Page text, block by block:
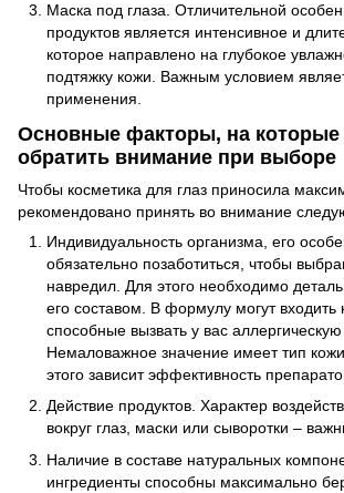
Маска под глаза. Отличительной
продуктов является интенсивное и
которое направлено на глубокое
подтяжку кожи. Важным условием
применения.
Основные факторы, на которые
обратить внимание при выборе
Чтобы косметика для глаз приносила
рекомендовано принять во внимание
Индивидуальность организма, его
обязательно позаботиться, чтобы
навредил. Для этого необходимо
его составом. В формулу могут входить
способные вызвать у вас
Немаловажное значение имеет тип
этого зависит эффективность
Действие продуктов. Характер
вокруг глаз, маски или сыворотки –
Наличие в составе натуральных
ингредиенты способны максимально